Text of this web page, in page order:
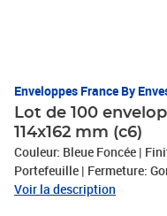
Enveloppes France By
Lot de 100
114x162 mm (c6)
Couleur: Bleue Foncée |
Portefeuille | Fermeture:
Voir la description